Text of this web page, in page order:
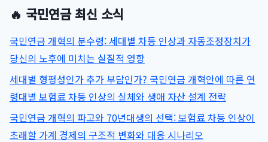
연
수
급
자
의
료
지
원
🔥 국민연금 최신 소식
국민연금 개혁의 분수령: 세대별 차등 인상과 자동조정장치가
당신의 노후에 미치는 실질적 영향
세대별 형평성인가 추가 부담인가? 국민연금 개혁안에 따른 연
령대별 보험료 차등 인상의 실체와 생애 자산 설계 전략
국민연금 개혁의 파고와 70년대생의 선택: 보험료 차등 인상이
초래할 가계 경제의 구조적 변화와 대응 시나리오